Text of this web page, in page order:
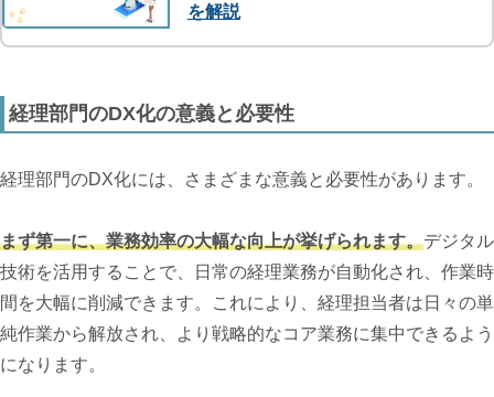
を解説
経理部門のDX化の意義と必要性
経理部門のDX化には、さまざまな意義と必要性があります。
まず第一に、業務効率の大幅な向上が挙げられます。デジタル
技術を活用することで、日常の経理業務が自動化され、作業時
間を大幅に削減できます。これにより、経理担当者は日々の単
純作業から解放され、より戦略的なコア業務に集中できるよう
になります。